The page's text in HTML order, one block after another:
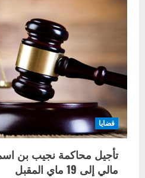
قضايا
تأجيل محاكمة نجيب بن
مالي إلى 19 ماي المقبل